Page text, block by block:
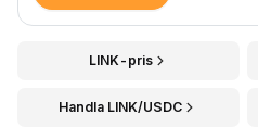
LINK-pris
Handla LINK/USDC